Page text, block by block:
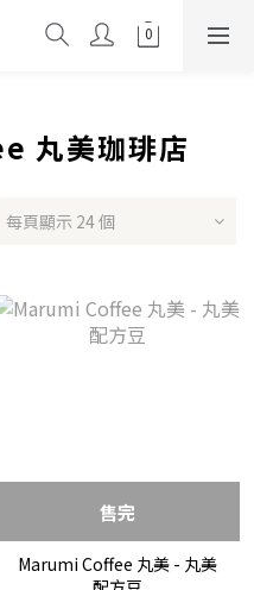
丸美珈琲店
每頁顯示 24 個
售完
Marumi Coffee 丸美 - 丸美